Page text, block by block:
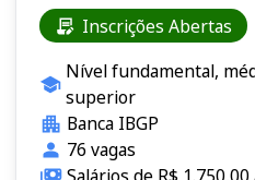
Inscrições Abertas
Nível fundamental,
superior
Banca IBGP
76 vagas